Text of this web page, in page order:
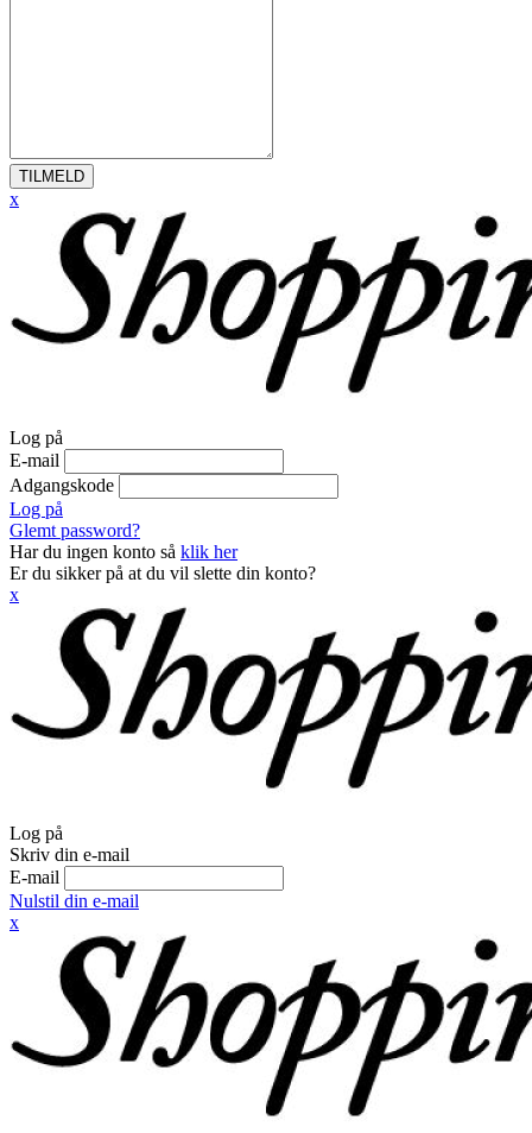
TILMELD
x
Log på
E-mail
Adgangskode
Log på
Glemt password?
Har du ingen konto så klik her
Er du sikker på at du vil slette din konto?
x
Log på
Skriv din e-mail
E-mail
Nulstil din e-mail
x